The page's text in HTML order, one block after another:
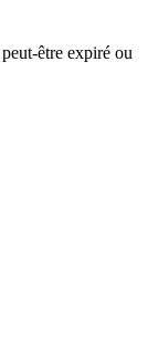
être expiré ou